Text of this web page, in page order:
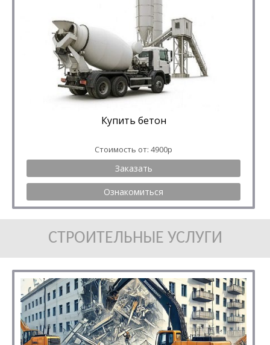
Купить бетон
Стоимость от: 4900р
Заказать
Ознакомиться
СТРОИТЕЛЬНЫЕ УСЛУГИ